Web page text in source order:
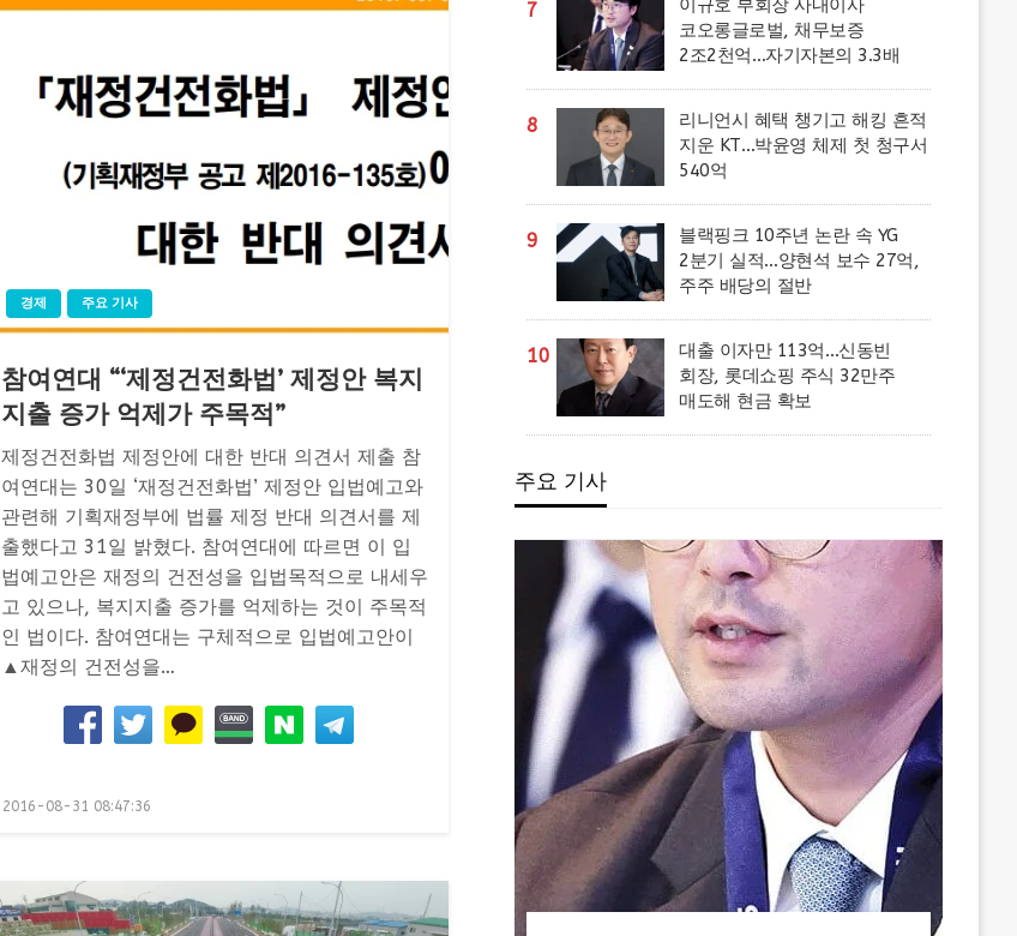
경제 주요 기사
참여연대 “‘제정건전화법’ 제정안 복지
지출 증가 억제가 주목적”
제정건전화법 제정안에 대한 반대 의견서 제출 참
여연대는 30일 ‘재정건전화법’ 제정안 입법예고와
관련해 기획재정부에 법률 제정 반대 의견서를 제
출했다고 31일 밝혔다. 참여연대에 따르면 이 입
법예고안은 재정의 건전성을 입법목적으로 내세우
고 있으나, 복지지출 증가를 억제하는 것이 주목적
인 법이다. 참여연대는 구체적으로 입법예고안이
▲재정의 건전성을…
Posted
2016-08-31 08:47:36
7
이규호 부회장 사내이사
코오롱글로벌, 채무보증
2조2천억…자기자본의 3.3배
8
리니언시 혜택 챙기고 해킹 흔적
지운 KT…박윤영 체제 첫 청구서
540억
9
블랙핑크 10주년 논란 속 YG
2분기 실적…양현석 보수 27억,
주주 배당의 절반
10
대출 이자만 113억…신동빈
회장, 롯데쇼핑 주식 32만주
매도해 현금 확보
주요 기사